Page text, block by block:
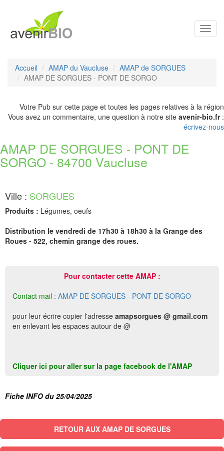
Accueil AMAP du Vaucluse
AMAP de SORGUES
AMAP DE SORGUES - PONT DE SORGO
Votre Pub sur cette page et toutes les pages relatives à la région
Vous avez un commentaire, une question à notre site avenir-bio.fr:
écrivez-nous
AMAP DE SORGUES - PONT DE
SORGO - 84700 Vaucluse
Ville : SORGUES
Produits : Légumes, oeufs
Distribution le vendredi de 17h30 à 18h30 à la Grange des
Roues - 522, chemin grange des roues.
Pour contacter cette AMAP :
Contact mail : AMAP DE SORGUES - PONT DE SORGO
pour leur écrire copier l'adresse amapsorgues @ gmail.com
en enlevant les espaces autour de @
Cliquer ici pour aller sur la page facebook de l'AMAP
Fiche INFO du 25/04/2025
RETOUR AUX AMAP DE SORGUES